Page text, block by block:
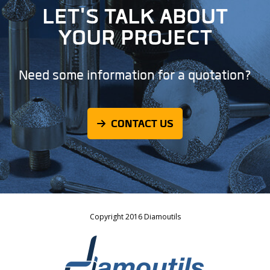
LET'S TALK ABOUT
YOUR PROJECT
Need some information for a quotation?
CONTACT US
Copyright 2016 Diamoutils